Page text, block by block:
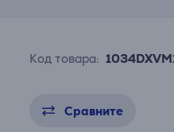
Код товара:
Сравните